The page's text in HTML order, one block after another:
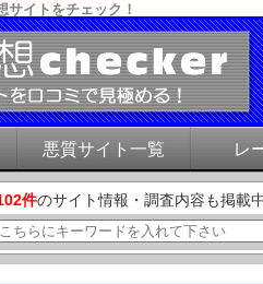
イトをチェック！
悪質サイト一覧 レ
件のサイト情報・調査内容も掲載